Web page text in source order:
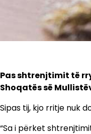
Pas shtrenjtimit të
Shoqatës së
Sipas tij, kjo rritje nuk
“Sa i përket